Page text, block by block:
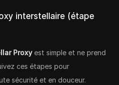
interstellaire (étape
Proxyest simple et ne prend
ces étapes pour
sécurité et en douceur.